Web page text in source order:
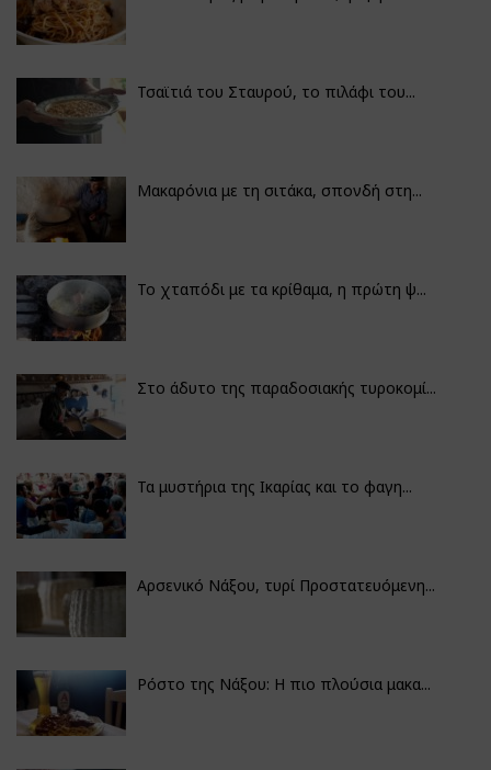
Τσαϊτιά του Σταυρού, το πιλάφι του...
Μακαρόνια με τη σιτάκα, σπονδή στη...
Το χταπόδι με τα κρίθαμα, η πρώτη ψ...
Στο άδυτο της παραδοσιακής τυροκομί...
Τα μυστήρια της Ικαρίας και το φαγη...
Αρσενικό Νάξου, τυρί Προστατευόμενη...
Ρόστο της Νάξου: Η πιο πλούσια μακα...